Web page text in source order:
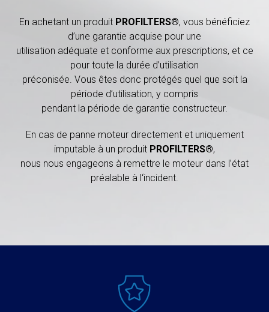
En achetant un produit PROFILTERS®, vous bénéficiez
d’une garantie acquise pour une
utilisation adéquate et conforme aux prescriptions, et ce
pour toute la durée d’utilisation
préconisée. Vous êtes donc protégés quel que soit la
période d’utilisation, y compris
pendant la période de garantie constructeur.
En cas de panne moteur directement et uniquement
imputable à un produit PROFILTERS®,
nous nous engageons à remettre le moteur dans l’état
préalable à l‘incident.